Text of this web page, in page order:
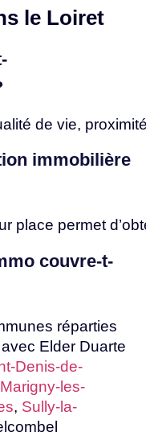
le Loiret
de vie,
immobilière
place permet
couvre-t-
réparties
Elder Duarte
Denis-de-
Marigny-les-
, Sully-la-